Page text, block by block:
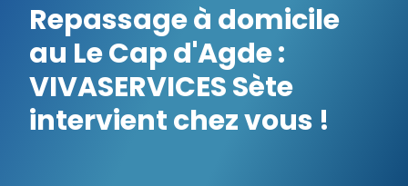
Repassage à domicile
au Le Cap d'Agde :
VIVASERVICES Sète
intervient chez vous !